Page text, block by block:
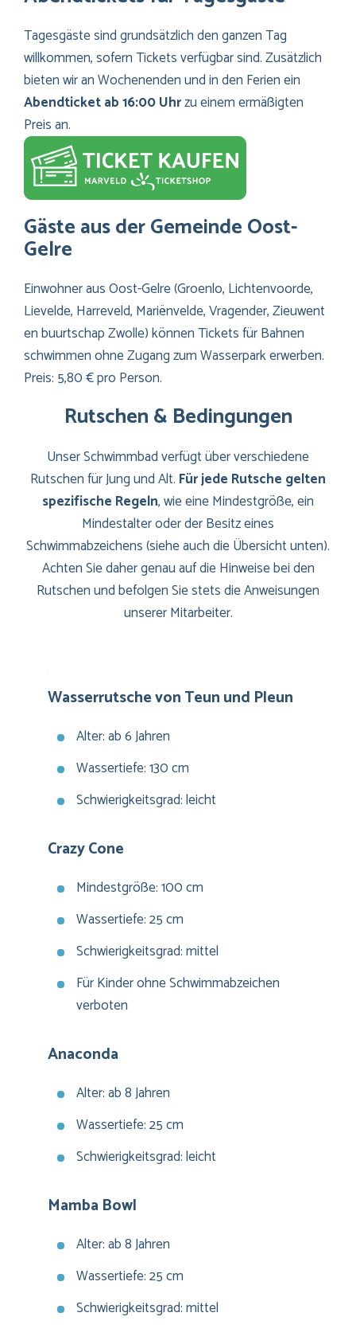
Tagesgäste sind grundsätzlich den ganzen Tag
willkommen, sofern Tickets verfügbar sind. Zusätzlich
bieten wir an Wochenenden und in den Ferien ein
Abendticket ab 16:00 Uhrzu einem ermäßigten
Preis an.
Gäste aus der Gemeinde Oost-
Gelre
Einwohner aus Oost-Gelre (Groenlo, Lichtenvoorde,
Lievelde, Harreveld, Mariënvelde, Vragender, Zieuwent
en buurtschap Zwolle) können Tickets für Bahnen
schwimmen ohne Zugang zum Wasserpark erwerben.
Preis: 5,80 € pro Person.
Rutschen & Bedingungen
Unser Schwimmbad verfügt über verschiedene
Rutschen für Jung und Alt. Für jede Rutsche gelten
spezifische Regeln, wie eine Mindestgröße, ein
Mindestalter oder der Besitz eines
Schwimmabzeichens (siehe auch die Übersicht unten).
Achten Sie daher genau auf die Hinweise bei den
Rutschen und befolgen Sie stets die Anweisungen
unserer Mitarbeiter.
Wasserrutsche von Teun und Pleun
Alter: ab 6 Jahren
Wassertiefe: 130 cm
Schwierigkeitsgrad: leicht
Crazy Cone
Mindestgröße: 100 cm
Wassertiefe: 25 cm
Schwierigkeitsgrad: mittel
Für Kinder ohne Schwimmabzeichen
verboten
Anaconda
Alter: ab 8 Jahren
Wassertiefe: 25 cm
Schwierigkeitsgrad: leicht
Mamba Bowl
Alter: ab 8 Jahren
Wassertiefe: 25 cm
Schwierigkeitsgrad: mittel